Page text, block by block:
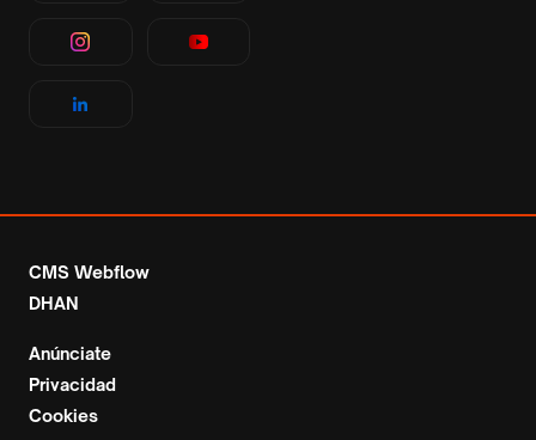
CMS Webflow
DHAN
Anúnciate
Privacidad
Cookies